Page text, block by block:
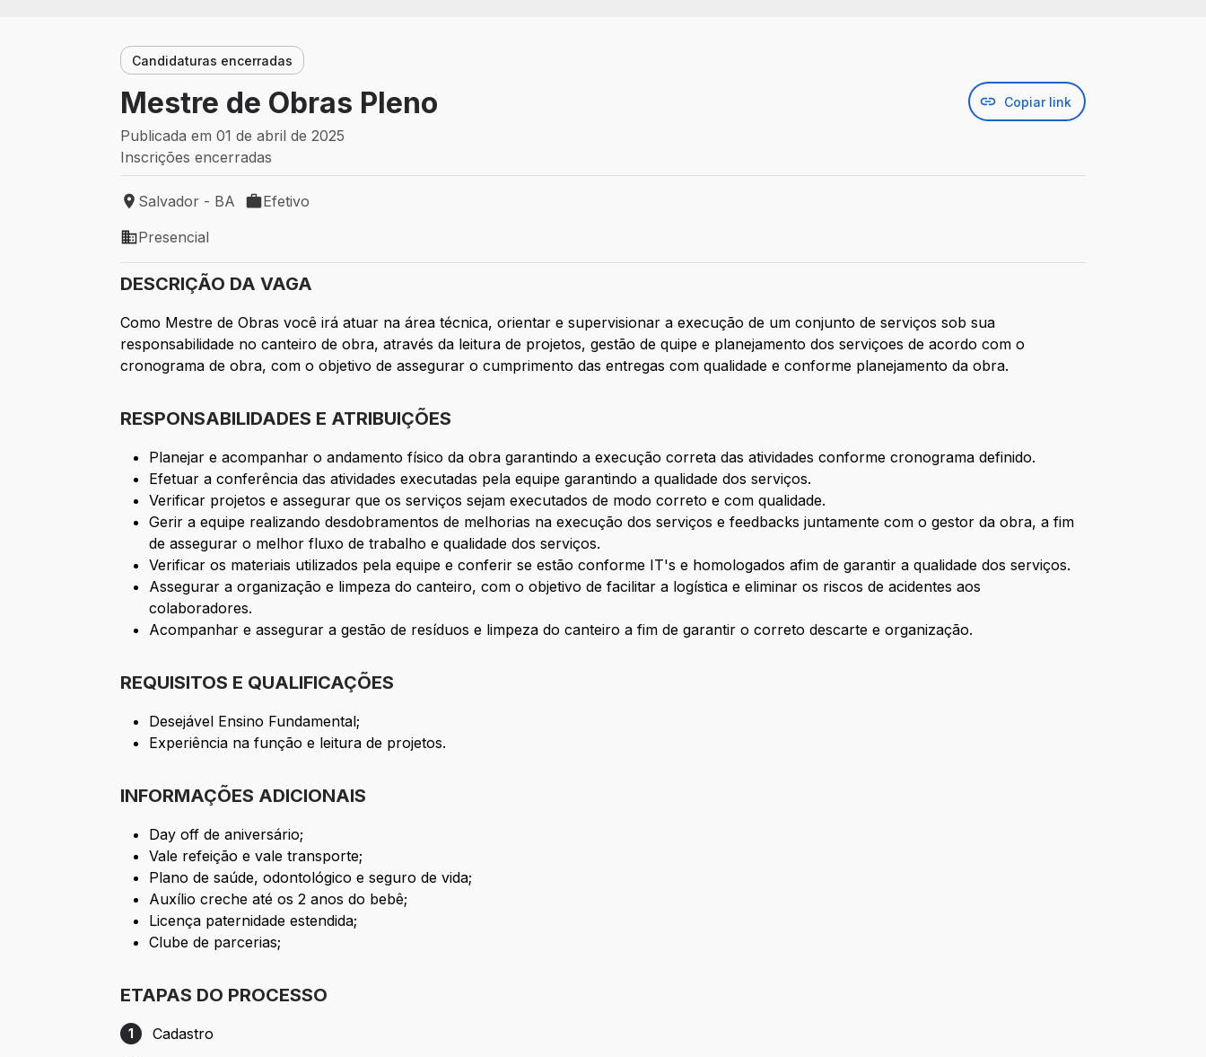
Candidaturas encerradas
Mestre de Obras Pleno Copiar link
Publicada em 01 de abril de 2025
Inscrições encerradas
Local de trabalho: Salvador - BA
Salvador - BA
Tipo de vaga: Efetivo
Efetivo
Modelo de trabalho: Presencial
Presencial
DESCRIÇÃO DA VAGA
Como Mestre de Obras você irá atuar na área técnica, orientar e supervisionar a execução de um conjunto de serviços sob sua
responsabilidade no canteiro de obra, através da leitura de projetos, gestão de quipe e planejamento dos serviçoes de acordo com o
cronograma de obra, com o objetivo de assegurar o cumprimento das entregas com qualidade e conforme planejamento da obra.
RESPONSABILIDADES E ATRIBUIÇÕES
Planejar e acompanhar o andamento físico da obra garantindo a execução correta das atividades conforme cronograma definido.
Efetuar a conferência das atividades executadas pela equipe garantindo a qualidade dos serviços.
Verificar projetos e assegurar que os serviços sejam executados de modo correto e com qualidade.
Gerir a equipe realizando desdobramentos de melhorias na execução dos serviços e feedbacks juntamente com o gestor da obra, a fim
de assegurar o melhor fluxo de trabalho e qualidade dos serviços.
Verificar os materiais utilizados pela equipe e conferir se estão conforme IT's e homologados afim de garantir a qualidade dos serviços.
Assegurar a organização e limpeza do canteiro, com o objetivo de facilitar a logística e eliminar os riscos de acidentes aos
colaboradores.
Acompanhar e assegurar a gestão de resíduos e limpeza do canteiro a fim de garantir o correto descarte e organização.
REQUISITOS E QUALIFICAÇÕES
Desejável Ensino Fundamental;
Experiência na função e leitura de projetos.
INFORMAÇÕES ADICIONAIS
Day off de aniversário;
Vale refeição e vale transporte;
Plano de saúde, odontológico e seguro de vida;
Auxílio creche até os 2 anos do bebê;
Licença paternidade estendida;
Clube de parcerias;
ETAPAS DO PROCESSO
Etapa 1: Cadastro
1 Cadastro